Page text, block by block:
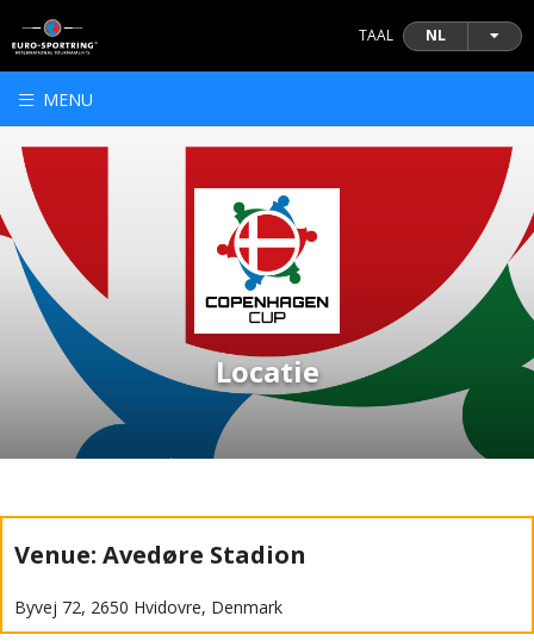
TAAL NL
MENU
Locatie
Venue: Avedøre Stadion
Byvej 72, 2650 Hvidovre, Denmark